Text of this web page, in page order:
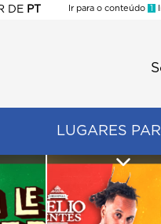
DE PT
Ir para o conteúdo 1
LUGARES